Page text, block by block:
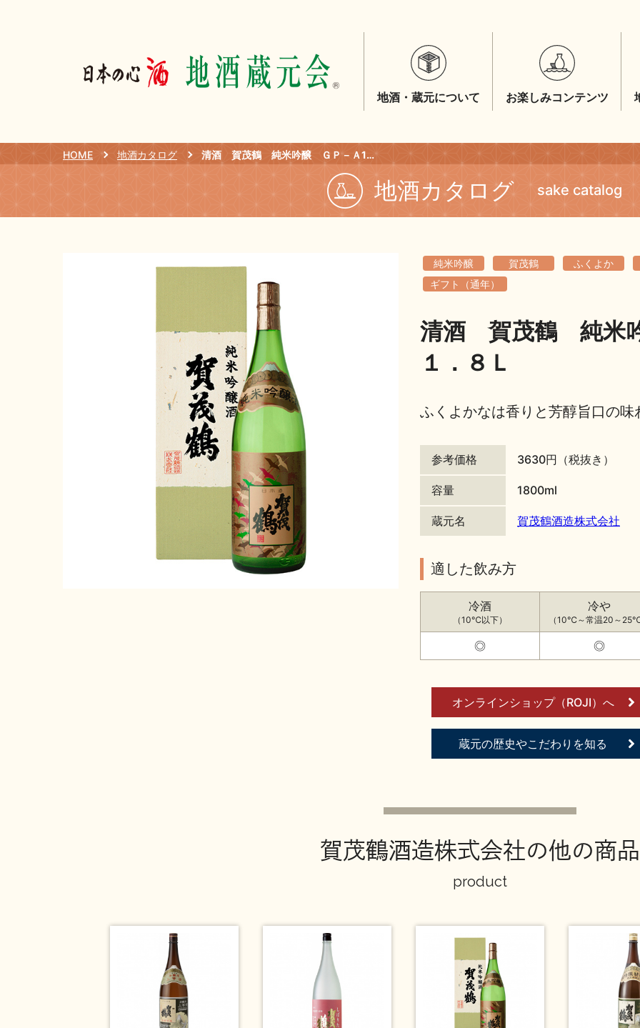
地酒・蔵元について お楽しみコンテンツ
HOME 地酒カタログ 清酒 賀茂鶴 純米吟醸 ＧＰ－Ａ1箱入 １．８Ｌ
地酒カタログ sake catalog
純米吟醸 賀茂鶴
ふくよか
ギフト（通年）
清酒 賀茂鶴 純米
１．８Ｌ
ふくよかなは香りと芳醇旨口の味
参考価格 3630円（税抜き）
容量 1800ml
蔵元名 賀茂鶴酒造株式会社
適した飲み方
冷酒
（10℃以下）
冷や
（10℃～常温20～
◎ ◎
オンラインショップ（ROJI）へ
蔵元の歴史やこだわりを知る
賀茂鶴酒造株式会社の他の商品
product